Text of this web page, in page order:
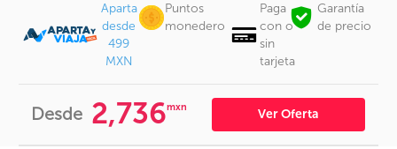
Aparta
desde
499
MXN
Puntos
monedero
Paga
con o
sin
tarjeta
Garantía
de precio
Desde 2,736mxn Ver Oferta